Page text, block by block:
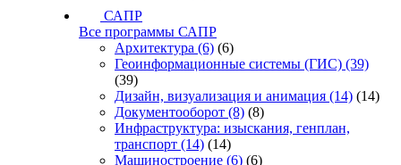
САПР
Все программы САПР
Архитектура (6) (6)
Геоинформационные системы (ГИС) (39)
(39)
Дизайн, визуализация и анимация (14) (14)
Документооборот (8) (8)
Инфраструктура: изыскания, генплан,
транспорт (14) (14)
Машиностроение (6) (6)